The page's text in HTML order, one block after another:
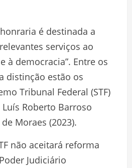
é destinada a
serviços ao
à democracia”. Entre os
distinção estão os
Tribunal Federal (STF)
Roberto Barroso
Moraes (2023).
não aceitará reforma
Judiciário